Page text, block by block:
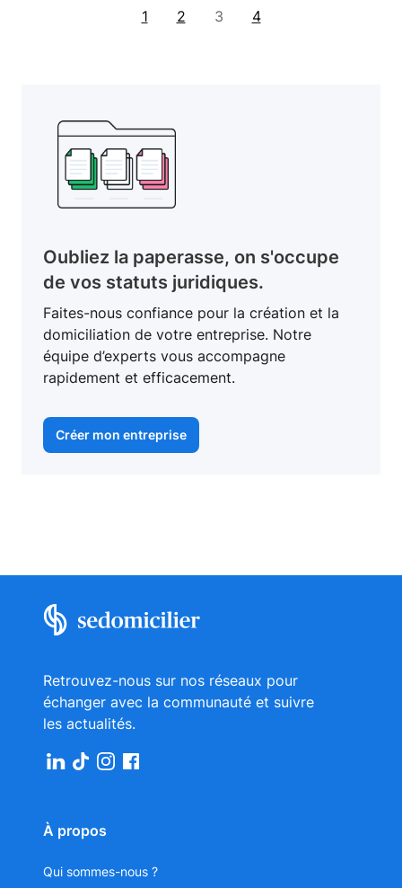
1 2 3 4
Oubliez la paperasse, on s'occupe
de vos statuts juridiques.
Faites-nous confiance pour la création et la
domiciliation de votre entreprise. Notre
équipe d’experts vous accompagne
rapidement et efficacement.
Créer mon entreprise
Retrouvez-nous sur nos réseaux pour
échanger avec la communauté et suivre
les actualités.
À propos
Qui sommes-nous ?